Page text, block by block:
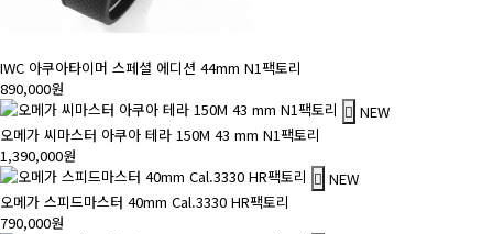
IWC 아쿠아타이머 스페셜 에디션 44mm N1팩토리
890,000원
NEW
오메가 씨마스터 아쿠아 테라 150M 43 mm N1팩토리
1,390,000원
NEW
오메가 스피드마스터 40mm Cal.3330 HR팩토리
790,000원